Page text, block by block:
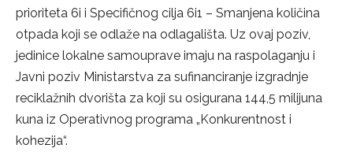
prioriteta 6i i Specifičnog cilja 6i1 – Smanjena količina
otpada koji se odlaže na odlagališta. Uz ovaj poziv,
jedinice lokalne samouprave imaju na raspolaganju i
Javni poziv Ministarstva za sufinanciranje izgradnje
reciklažnih dvorišta za koji su osigurana 144,5 milijuna
kuna iz Operativnog programa „Konkurentnost i
kohezija“.